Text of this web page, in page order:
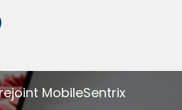
MobileSentrix